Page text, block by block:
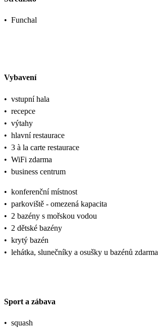
• Funchal
Vybavení
• vstupní hala
• recepce
• výtahy
• hlavní restaurace
• 3 à la carte restaurace
• WiFi zdarma
• business centrum
• konferenční místnost
• parkoviště - omezená kapacita
• 2 bazény s mořskou vodou
• 2 dětské bazény
• krytý bazén
• lehátka, slunečníky a osušky u bazénů zdarma
Sport a zábava
• squash